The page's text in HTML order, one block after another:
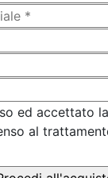
ed accettato la
al